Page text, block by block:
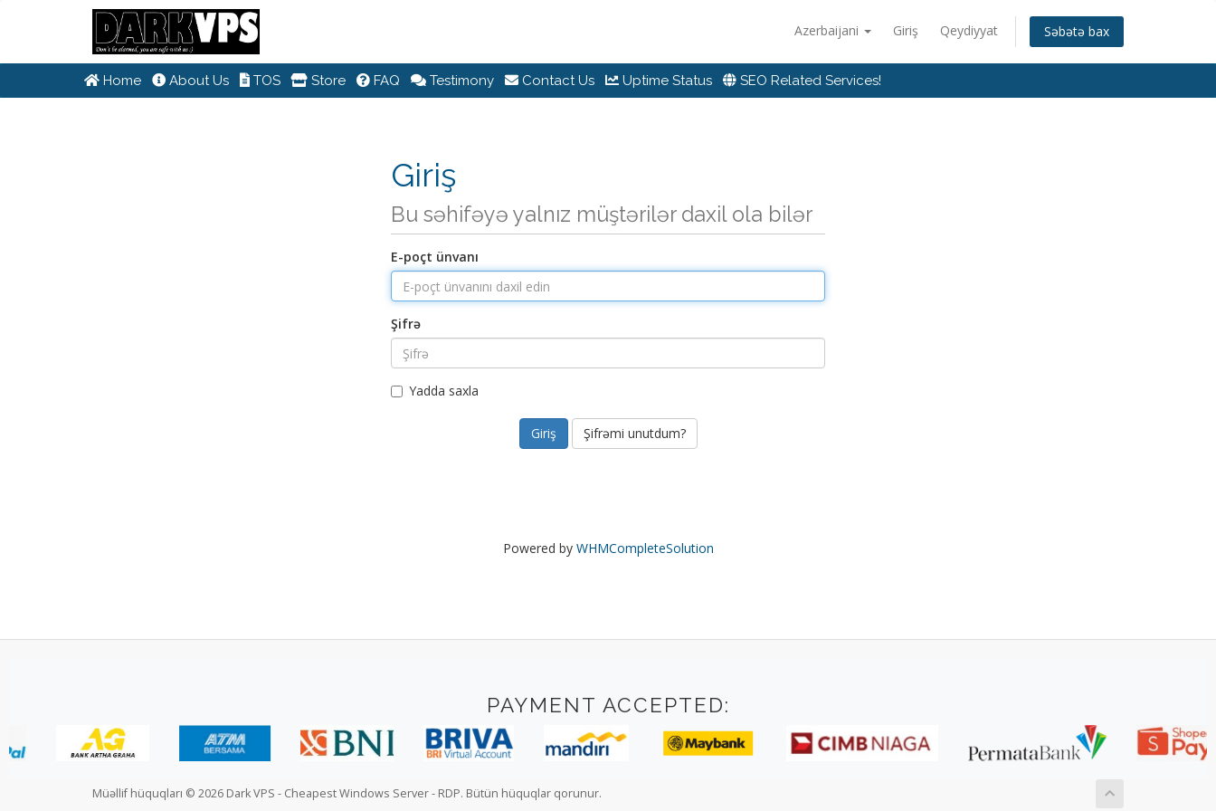
Azerbaijani Giriş Qeydiyyat Səbətə bax
Home About Us TOS Store FAQ Testimony Contact Us Uptime Status SEO Related Services!
Giriş
Bu səhifəyə yalnız müştərilər daxil ola bilər
E-poçt ünvanı
Şifrə
Yadda saxla
Şifrəmi unutdum?
Powered by WHMCompleteSolution
PAYMENT ACCEPTED:
Müəllif hüquqları © 2026 Dark VPS - Cheapest Windows Server - RDP. Bütün hüquqlar qorunur.